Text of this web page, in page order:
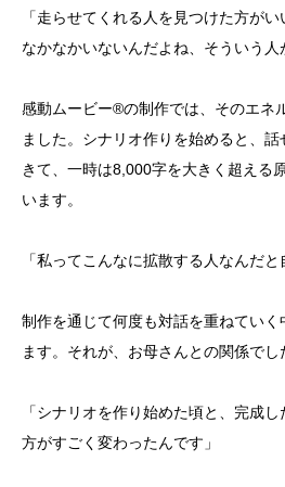
「走らせてくれる人を見つけた方がい
なかなかいないんだよね、そういう人
感動ムービー®の制作では、そのエネ
ました。シナリオ作りを始めると、
きて、一時は8,000字を大きく超える
います。
「私ってこんなに拡散する人なんだと
制作を通じて何度も対話を重ねていく
ます。それが、お母さんとの関係でし
「シナリオを作り始めた頃と、完成
方がすごく変わったんです」